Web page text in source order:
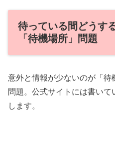
待っている間どうす
「待機場所」問題
意外と情報が少ないのが「待
問題。公式サイトには書いて
します。